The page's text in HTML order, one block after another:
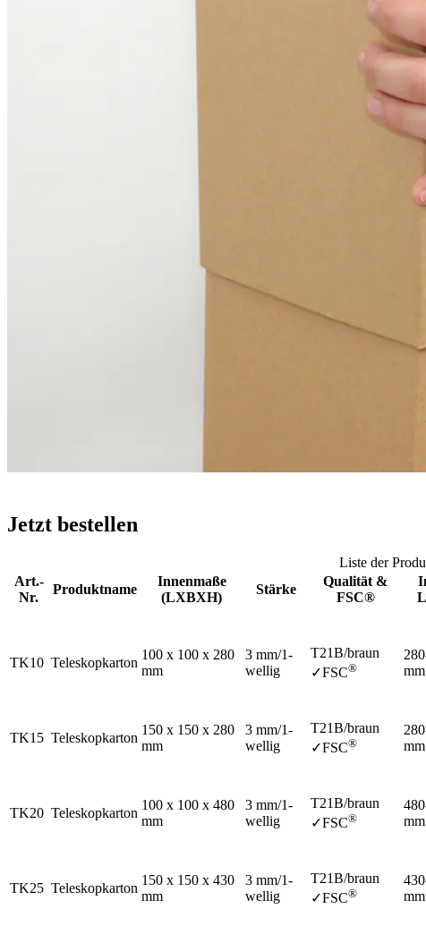
Jetzt bestellen
Liste der
Art.-
Nr.
Produktname
Innenmaße
(LXBXH)
Stärke
Qualität &
FSC®
TK10 Teleskopkarton
100 x 100 x 280
mm
3 mm/1-
wellig
T21B/braun
✓FSC®
mm
TK15 Teleskopkarton
150 x 150 x 280
mm
3 mm/1-
wellig
T21B/braun
✓FSC®
mm
TK20 Teleskopkarton
100 x 100 x 480
mm
3 mm/1-
wellig
T21B/braun
✓FSC®
mm
TK25 Teleskopkarton
150 x 150 x 430
mm
3 mm/1-
wellig
T21B/braun
✓FSC®
mm